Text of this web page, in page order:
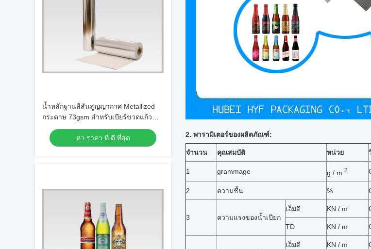
น้ำหลักฐานสีสันสูญญากาศ Metallized
กระดาษ 73gsm สำหรับเบียร์ขวดแก้ว
ไวน์ฉลาก
หา ราคา ที่ ดี ที่สุด
2. พารามิเตอร์ของผลิตภัณฑ์:
จำนวน คุณสมบัติ หน่วย
1 grammage g / m 2
2 ความชื้น %
3 ความแรงของน้ำเปียก
เอ็มดี KN / m
TD KN / m
เอ็มดี KN / m